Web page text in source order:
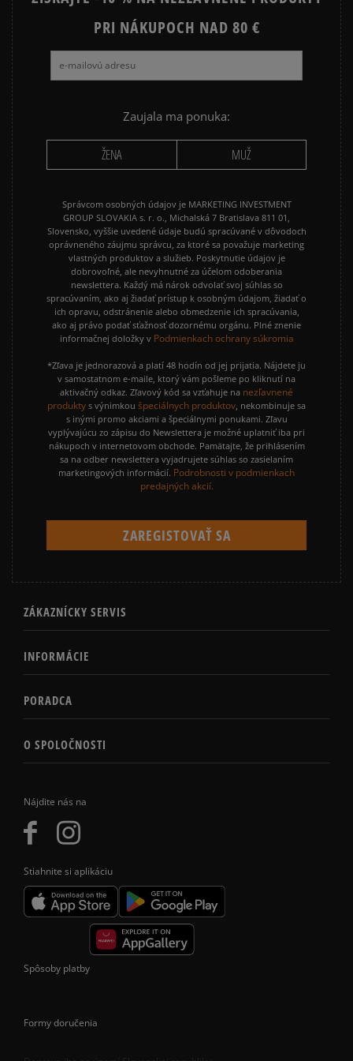
Nájdite nás na
Stiahnite si aplikáciu
PRI NÁKUPOCH NAD 80 €
Zaujala ma ponuka:
ŽENA MUŽ
Správcom osobných údajov je MARKETING INVESTMENT
GROUP SLOVAKIA s. r. o., Michalská 7 Bratislava 811 01,
Slovensko, vyššie uvedené údaje budú spracúvané v dôvodoch
oprávneného záujmu správcu, za ktoré sa považuje marketing
vlastných produktov a služieb. Poskytnutie údajov je
dobrovoľné, ale nevyhnutné za účelom odoberania
newslettera. Každý má nárok odvolať svoj súhlas so
spracúvaním, ako aj žiadať prístup k osobným údajom, žiadať o
ich opravu, odstránenie alebo obmedzenie ich spracúvania,
ako aj právo podať sťažnosť dozornému orgánu. Plné znenie
informačnej doložky v Podmienkach ochrany súkromia
*Zľava je jednorazová a platí 48 hodín od jej prijatia. Nájdete ju
v samostatnom e-maile, ktorý vám pošleme po kliknutí na
aktivačný odkaz. Zľavový kód sa vzťahuje na nezľavnené
produkty s výnimkou špeciálnych produktov, nekombinuje sa
s inými promo akciami a špeciálnymi ponukami. Zľavu
vyplývajúcu zo zápisu do Newslettera je možné uplatniť iba pri
nákupoch v internetovom obchode. Pamätajte, že prihlásením
sa na odber newslettera vyjadrujete súhlas so zasielaním
marketingových informácií. Podrobnosti v podmienkach
predajných akcií.
ZÁKAZNÍCKY SERVIS
INFORMÁCIE
PORADCA
O SPOLOČNOSTI
Spôsoby platby
Formy doručenia